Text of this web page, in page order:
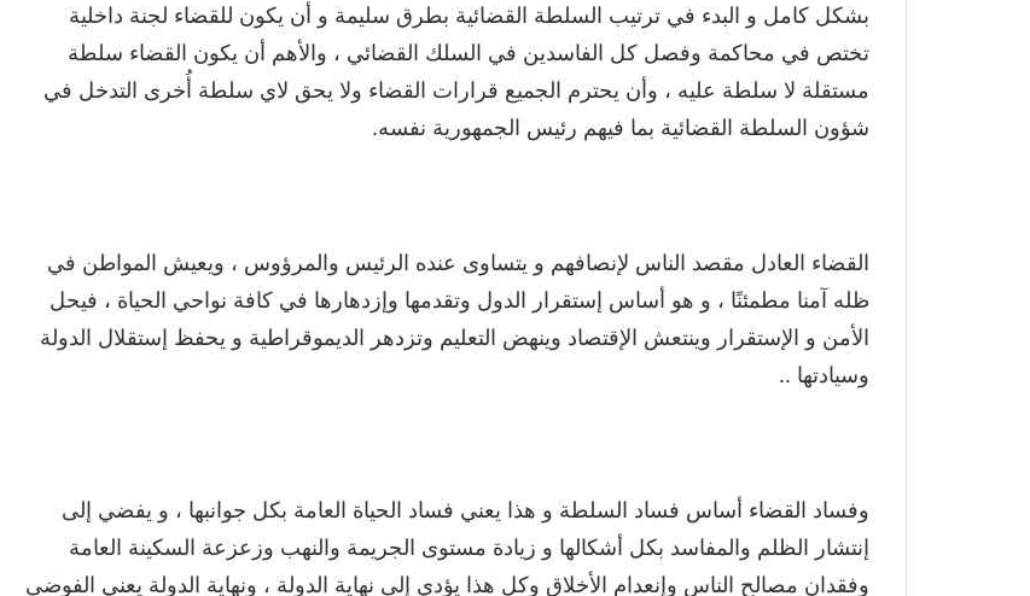
بشكل كامل و البدء في ترتيب السلطة القضائية بطرق سليمة و أن يكون للقضاء لجنة داخلية
تختص في محاكمة وفصل كل الفاسدين في السلك القضائي ، والأهم أن يكون القضاء سلطة
مستقلة لا سلطة عليه ، وأن يحترم الجميع قرارات القضاء ولا يحق لاي سلطة أُخرى التدخل في
شؤون السلطة القضائية بما فيهم رئيس الجمهورية نفسه.
القضاء العادل مقصد الناس لإنصافهم و يتساوى عنده الرئيس والمرؤوس ، ويعيش المواطن في
ظله آمنا مطمئنًا ، و هو أساس إستقرار الدول وتقدمها وإزدهارها في كافة نواحي الحياة ، فيحل
الأمن و الإستقرار وينتعش الإقتصاد وينهض التعليم وتزدهر الديموقراطية و يحفظ إستقلال الدولة
وسيادتها ..
وفساد القضاء أساس فساد السلطة و هذا يعني فساد الحياة العامة بكل جوانبها ، و يفضي إلى
إنتشار الظلم والمفاسد بكل أشكالها و زيادة مستوى الجريمة والنهب وزعزعة السكينة العامة
وفقدان مصالح الناس وإنعدام الأخلاق وكل هذا يؤدي إلى نهاية الدولة ، ونهاية الدولة يعني الفوضى